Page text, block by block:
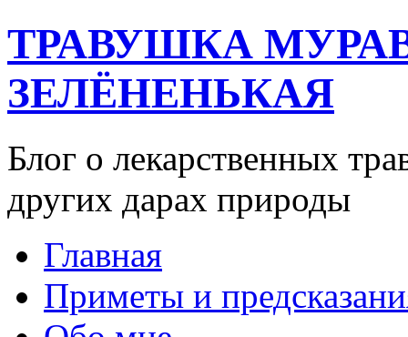
ТРАВУШКА
ЗЕЛЁНЕНЬКАЯ
Блог о лекарственных
других дарах природы
Главная
Приметы и